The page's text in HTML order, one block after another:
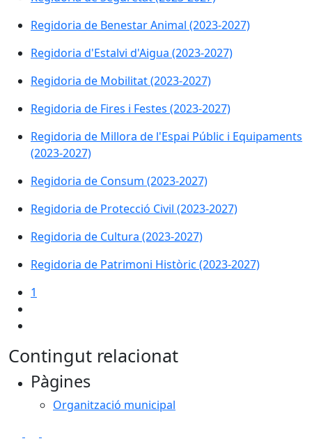
Regidoria de Benestar Animal (2023-2027)
Regidoria d'Estalvi d'Aigua (2023-2027)
Regidoria de Mobilitat (2023-2027)
Regidoria de Fires i Festes (2023-2027)
Regidoria de Millora de l'Espai Públic i Equipaments
(2023-2027)
Regidoria de Consum (2023-2027)
Regidoria de Protecció Civil (2023-2027)
Regidoria de Cultura (2023-2027)
Regidoria de Patrimoni Històric (2023-2027)
1
Contingut relacionat
Pàgines
Organització municipal